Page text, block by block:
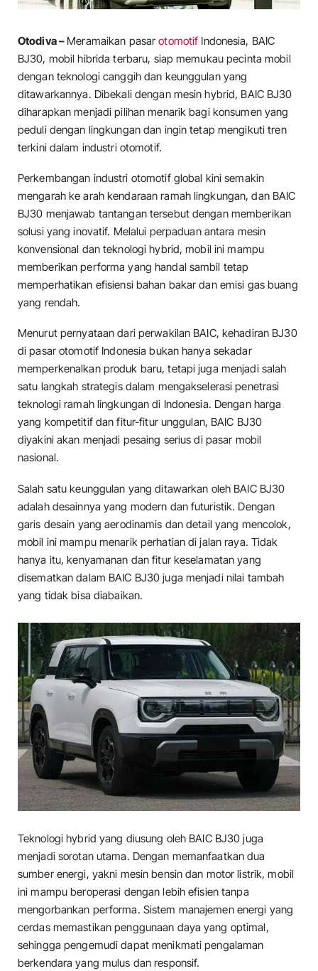
Otodiva – Meramaikan pasarotomotif Indonesia, BAIC
BJ30, mobil hibrida terbaru, siap memukau pecinta mobil
dengan teknologi canggih dan keunggulan yang
ditawarkannya. Dibekali dengan mesin hybrid, BAIC BJ30
diharapkan menjadi pilihan menarik bagi konsumen yang
peduli dengan lingkungan dan ingin tetap mengikuti tren
terkini dalam industri otomotif.
Perkembangan industri otomotif global kini semakin
mengarah ke arah kendaraan ramah lingkungan, dan BAIC
BJ30 menjawab tantangan tersebut dengan memberikan
solusi yang inovatif. Melalui perpaduan antara mesin
konvensional dan teknologi hybrid, mobil ini mampu
memberikan performa yang handal sambil tetap
memperhatikan efisiensi bahan bakar dan emisi gas buang
yang rendah.
Menurut pernyataan dari perwakilan BAIC, kehadiran BJ30
di pasar otomotif Indonesia bukan hanya sekadar
memperkenalkan produk baru, tetapi juga menjadi salah
satu langkah strategis dalam mengakselerasi penetrasi
teknologi ramah lingkungan di Indonesia. Dengan harga
yang kompetitif dan fitur-fitur unggulan, BAIC BJ30
diyakini akan menjadi pesaing serius di pasar mobil
nasional.
Salah satu keunggulan yang ditawarkan oleh BAIC BJ30
adalah desainnya yang modern dan futuristik. Dengan
garis desain yang aerodinamis dan detail yang mencolok,
mobil ini mampu menarik perhatian di jalan raya. Tidak
hanya itu, kenyamanan dan fitur keselamatan yang
disematkan dalam BAIC BJ30 juga menjadi nilai tambah
yang tidak bisa diabaikan.
Teknologi hybrid yang diusung oleh BAIC BJ30 juga
menjadi sorotan utama. Dengan memanfaatkan dua
sumber energi, yakni mesin bensin dan motor listrik, mobil
ini mampu beroperasi dengan lebih efisien tanpa
mengorbankan performa. Sistem manajemen energi yang
cerdas memastikan penggunaan daya yang optimal,
sehingga pengemudi dapat menikmati pengalaman
berkendara yang mulus dan responsif.